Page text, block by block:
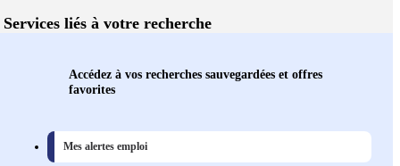
Services liés à votre recherche
Accédez à vos recherches sauvegardées et offres
favorites
Mes alertes emploi